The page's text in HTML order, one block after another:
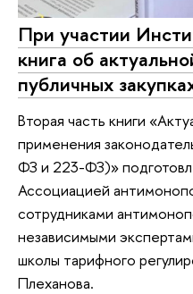
При участии
книга об
публичных
Вторая часть книги
применения
ФЗ и 223-ФЗ)»
Ассоциацией
сотрудниками
независимыми
школы тарифного
Плеханова.